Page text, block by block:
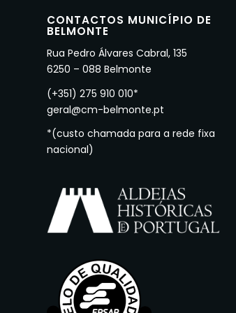
CONTACTOS MUNICÍPIO DE
BELMONTE
Rua Pedro Álvares Cabral, 135
6250 – 088 Belmonte
(+351) 275 910 010*
geral@cm-belmonte.pt
*(custo chamada para a rede fixa
nacional)